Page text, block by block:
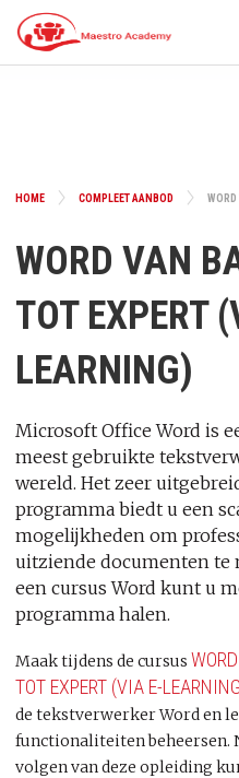
HOME COMPLEET AANBOD
WORD VAN
TOT EXPERT
LEARNING)
Microsoft Office Word is
meest gebruikte
wereld. Het zeer
programma biedt u een
mogelijkheden om
uitziende documenten te
een cursus Word kunt u
programma halen.
Maak tijdens de cursus
TOT EXPERT (VIA E-
de tekstverwerker Word en
functionaliteiten beheersen.
volgen van deze opleiding